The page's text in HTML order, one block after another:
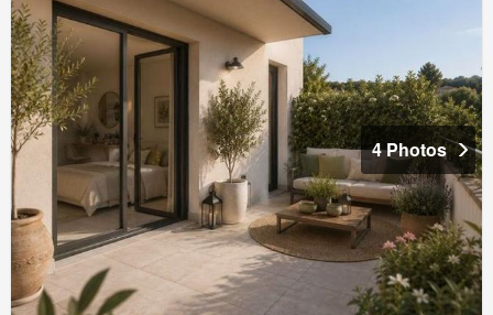
4 Photos